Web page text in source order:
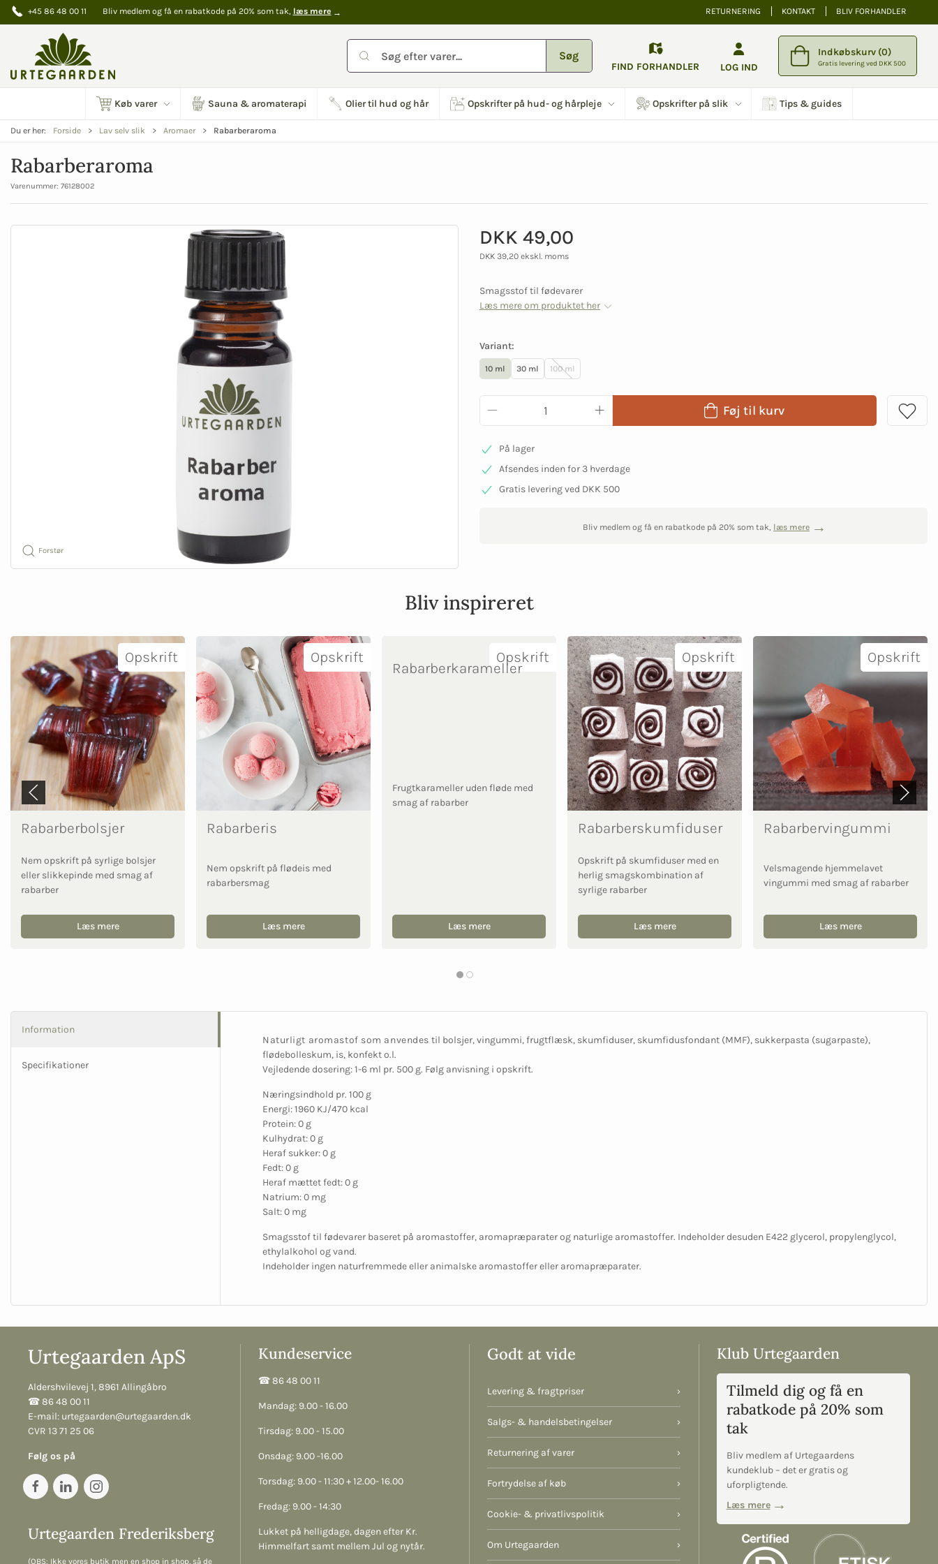
+45 86 48 00 11 Bliv medlem og få en rabatkode på 20% som tak, læs mere RETURNERING KONTAKT BLIV FORHANDLER
Søg
FIND FORHANDLER LOG IND
Indkøbskurv (0)
Gratis levering ved DKK 500
Køb varer Sauna & aromaterapi Olier til hud og hår Opskrifter på hud- og hårpleje Opskrifter på slik Tips & guides
Du er her: Forside Lav selv slik Aromaer Rabarberaroma
Rabarberaroma
Varenummer: 76128002
Forstør
DKK 49,00
DKK 39,20 ekskl. moms
Smagsstof til fødevarer
Læs mere om produktet her
Variant:
10 ml 30 ml 100 ml
Føj til kurv
På lager
Afsendes inden for 3 hverdage
Gratis levering ved DKK 500
Bliv medlem og få en rabatkode på 20% som tak, læs mere
Bliv inspireret
Opskrift
Rabarberbolsjer
Nem opskrift på syrlige bolsjer
eller slikkepinde med smag af
rabarber
Læs mere
Opskrift
Rabarberis
Nem opskrift på flødeis med
rabarbersmag
Læs mere
Opskrift
Rabarberkarameller
Frugtkarameller uden fløde med
smag af rabarber
Læs mere
Opskrift
Rabarberskumfiduser
Opskrift på skumfiduser med en
herlig smagskombination af
syrlige rabarber
Læs mere
Opskrift
Rabarbervingummi
Velsmagende hjemmelavet
vingummi med smag af rabarber
Læs mere
Information
Specifikationer
Naturligt aromastof som anvendes til bolsjer, vingummi, frugtflæsk, skumfiduser, skumfidusfondant (MMF), sukkerpasta (sugarpaste),
flødebolleskum, is, konfekt o.l.
Vejledende dosering: 1-6 ml pr. 500 g. Følg anvisning i opskrift.
Næringsindhold pr. 100 g
Energi: 1960 KJ/470 kcal
Protein: 0 g
Kulhydrat: 0 g
Heraf sukker: 0 g
Fedt: 0 g
Heraf mættet fedt: 0 g
Natrium: 0 mg
Salt: 0 mg
Smagsstof til fødevarer baseret på aromastoffer, aromapræparater og naturlige aromastoffer. Indeholder desuden E422 glycerol, propylenglycol,
ethylalkohol og vand.
Indeholder ingen naturfremmede eller animalske aromastoffer eller aromapræparater.
Urtegaarden ApS
Aldershvilevej 1, 8961 Allingåbro
☎︎ 86 48 00 11
E-mail: urtegaarden@urtegaarden.dk
CVR 13 71 25 06
Følg os på
Urtegaarden Frederiksberg
(OBS: Ikke vores butik men en shop in shop, så de
Kundeservice
☎︎ 86 48 00 11
Mandag: 9.00 - 16.00
Tirsdag: 9.00 - 15.00
Onsdag: 9.00 -16.00
Torsdag: 9.00 - 11:30 + 12.00- 16.00
Fredag: 9.00 - 14:30
Lukket på helligdage, dagen efter Kr.
Himmelfart samt mellem Jul og nytår.
Godt at vide
Levering & fragtpriser ›
Salgs- & handelsbetingelser ›
Returnering af varer ›
Fortrydelse af køb ›
Cookie- & privatlivspolitik ›
Om Urtegaarden ›
Klub Urtegaarden
Tilmeld dig og få en
rabatkode på 20% som
tak
Bliv medlem af Urtegaardens
kundeklub – det er gratis og
uforpligtende.
Læs mere